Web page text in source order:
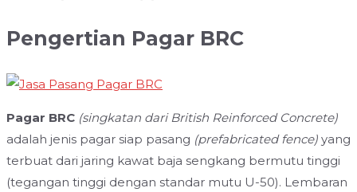
Pengertian Pagar BRC
Pagar BRC (singkatan dari British Reinforced Concrete)
adalah jenis pagar siap pasang (prefabricated fence) yang
terbuat dari jaring kawat baja sengkang bermutu tinggi
(tegangan tinggi dengan standar mutu U-50). Lembaran